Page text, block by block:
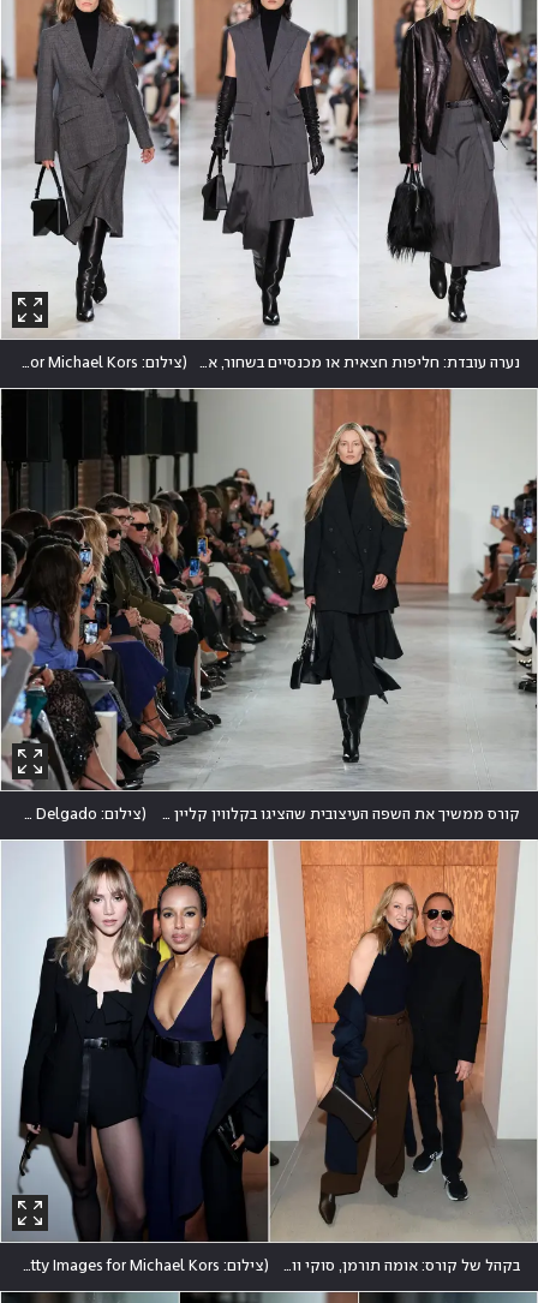
(צילום: JP Yim/Getty Images for Michael Kors
(צילום: REUTERS/David Dee Delgado
בקהל של קורס: אומה תורמן, סוקי ווטרהאוס וקרי וושינגטון. נעדרה: בלייק לייבלי (צילום: Dimitrios Kambouris, Jamie McCarthy/Getty Images for Michael Kors